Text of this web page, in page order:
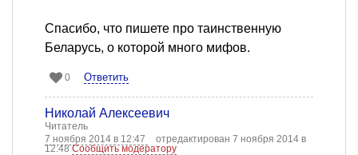
Спасибо, что пишете про таинственную
Беларусь, о которой много мифов.
0 Ответить
Николай Алексеевич
Читатель
7 ноября 2014 в 12:47
отредактирован 7 ноября 2014 в
12:48Сообщить модератору